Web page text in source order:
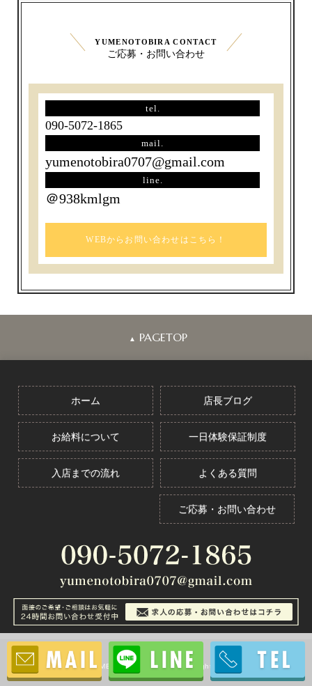
YUMENOTOBIRA CONTACT
ご応募・お問い合わせ
tel.
090-5072-1865
mail.
yumenotobira0707@gmail.com
line.
＠938kmlgm
WEBからお問い合わせはこちら！
▲ PAGETOP
ホーム 店長ブログ
お給料について 一日体験保証制度
入店までの流れ よくある質問
ご応募・お問い合わせ
夢の扉公式サイト
© 2026 YUMENOTOBIRA Co., Ltd. All rights reserved.